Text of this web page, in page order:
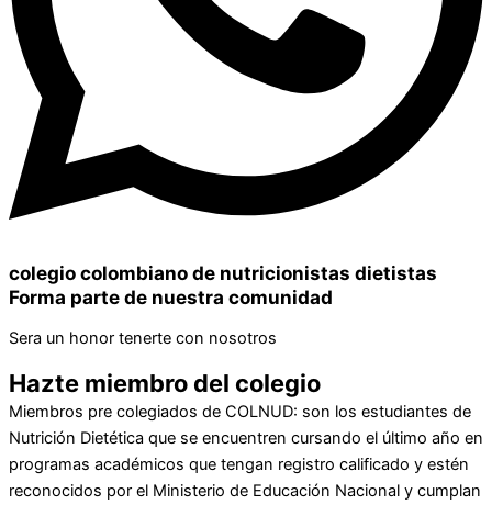
colegio colombiano de nutricionistas dietistas
Forma parte de nuestra comunidad
Sera un honor tenerte con nosotros
Hazte miembro del colegio
Miembros pre colegiados de COLNUD: son los estudiantes de
Nutrición Dietética que se encuentren cursando el último año en
programas académicos que tengan registro calificado y estén
reconocidos por el Ministerio de Educación Nacional y cumplan